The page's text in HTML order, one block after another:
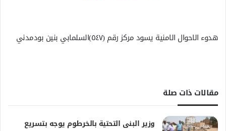
هدوء الاحوال الامنية يسود مركز رقم (٥٤٧)السلمابي بنين بودمدني
مقالات ذات صلة
وزير البنى التحتية بالخرطوم يوجه بتسريع